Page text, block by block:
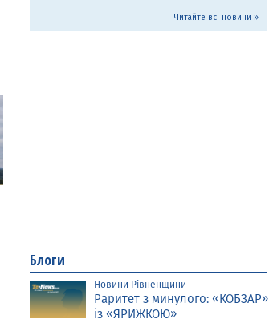
Читайте всі новини »
Блоги
Новини Рівненщини
Раритет з минулого: «КОБЗАР»
із «ЯРИЖКОЮ»